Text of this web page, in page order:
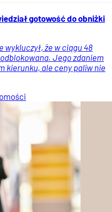
gotowość do obniżki
wykluczył, że w ciągu 48
Jego zdaniem
kierunku, ale ceny paliw nie